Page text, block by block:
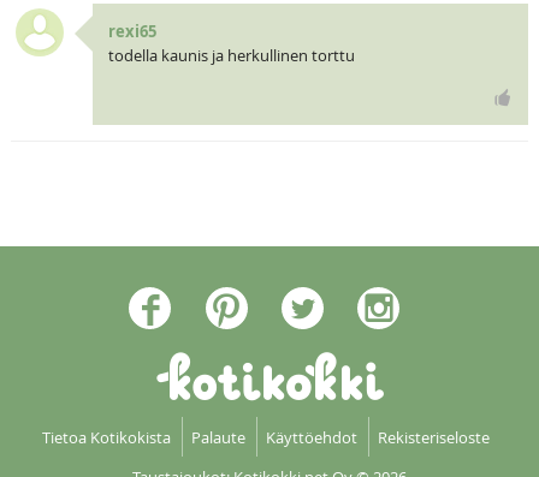
rexi65
todella kaunis ja herkullinen torttu
Tietoa Kotikokista Palaute Käyttöehdot
Rekisteriseloste